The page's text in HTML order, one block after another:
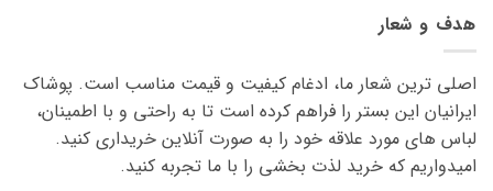
انواع
مختلفی
می
باشد.
گزینه
ها
ممکن
است
باشد.
گزینه
ممکن
است
هدف و شعار
اصلی ترین شعار ما، ادغام کیفیت و قیمت مناسب است. پوشاک
ایرانیان این بستر را فراهم کرده است تا به راحتی و با اطمینان،
لباس های مورد علاقه ‌خود را به صورت آنلاین خریداری کنید.
امیدواریم که خرید لذت ‌بخشی را با ما تجربه کنید.